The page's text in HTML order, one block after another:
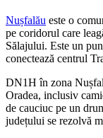
Nușfalău este o
pe coridorul care
Sălajului. Este un
conectează centrul
DN1H în zona
Oradea, inclusiv
de cauciuc pe un
județului se rezolvă